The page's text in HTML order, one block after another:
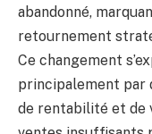
abandonné,
retournement
Ce changement
principalement par
de rentabilité et de